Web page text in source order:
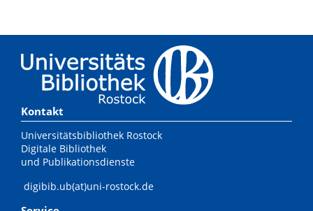
Kontakt
Universitätsbibliothek Rostock
Digitale Bibliothek
und Publikationsdienste
digibib.ub(at)uni-rostock.de